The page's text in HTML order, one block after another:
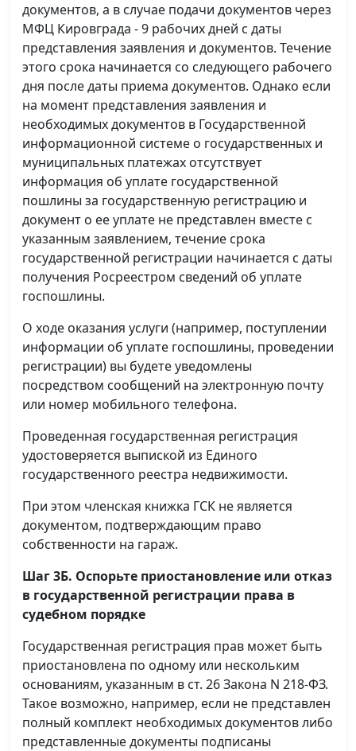
документов, а в случае подачи документов через
МФЦ Кировграда - 9 рабочих дней с даты
представления заявления и документов. Течение
этого срока начинается со следующего рабочего
дня после даты приема документов. Однако если
на момент представления заявления и
необходимых документов в Государственной
информационной системе о государственных и
муниципальных платежах отсутствует
информация об уплате государственной
пошлины за государственную регистрацию и
документ о ее уплате не представлен вместе с
указанным заявлением, течение срока
государственной регистрации начинается с даты
получения Росреестром сведений об уплате
госпошлины.
О ходе оказания услуги (например, поступлении
информации об уплате госпошлины, проведении
регистрации) вы будете уведомлены
посредством сообщений на электронную почту
или номер мобильного телефона.
Проведенная государственная регистрация
удостоверяется выпиской из Единого
государственного реестра недвижимости.
При этом членская книжка ГСК не является
документом, подтверждающим право
собственности на гараж.
Шаг 3Б. Оспорьте приостановление или отказ
в государственной регистрации права в
судебном порядке
Государственная регистрация прав может быть
приостановлена по одному или нескольким
основаниям, указанным в ст. 26 Закона N 218-ФЗ.
Такое возможно, например, если не представлен
полный комплект необходимых документов либо
представленные документы подписаны